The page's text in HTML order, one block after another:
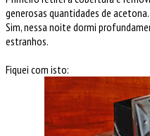
generosas quantidades de acetona.
Sim, nessa noite dormi
estranhos.
Fiquei com isto: